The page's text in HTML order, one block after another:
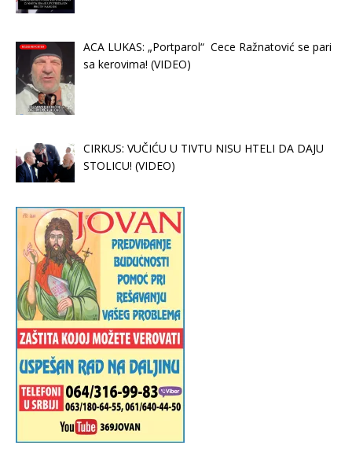
ACA LUKAS: „Portparol“ Cece Ražnatović se pari
sa kerovima! (VIDEO)
CIRKUS: VUČIĆU U TIVTU NISU HTELI DA DAJU
STOLICU! (VIDEO)